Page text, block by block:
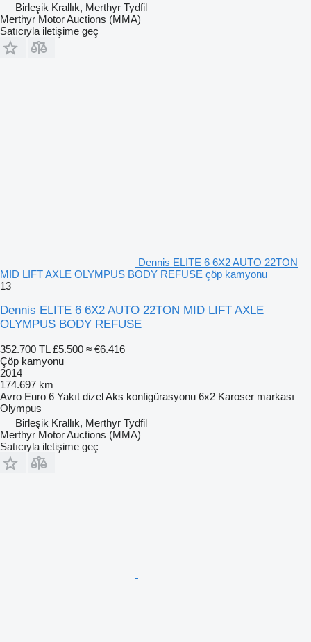
Birleşik Krallık, Merthyr Tydfil
Merthyr Motor Auctions (MMA)
Satıcıyla iletişime geç
Dennis ELITE 6 6X2 AUTO 22TON
MID LIFT AXLE OLYMPUS BODY REFUSE çöp kamyonu
13
Dennis ELITE 6 6X2 AUTO 22TON MID LIFT AXLE
OLYMPUS BODY REFUSE
352.700 TL £5.500 ≈ €6.416
Çöp kamyonu
2014
174.697 km
Avro Euro 6 Yakıt dizelAks konfigürasyonu 6x2 Karoser markası
Olympus
Birleşik Krallık, Merthyr Tydfil
Merthyr Motor Auctions (MMA)
Satıcıyla iletişime geç